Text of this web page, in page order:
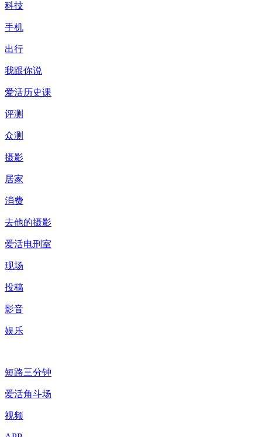
科技
手机
出行
我跟你说
爱活历史课
评测
众测
摄影
居家
消费
去他的摄影
爱活电刑室
现场
投稿
影音
娱乐
短路三分钟
爱活角斗场
视频